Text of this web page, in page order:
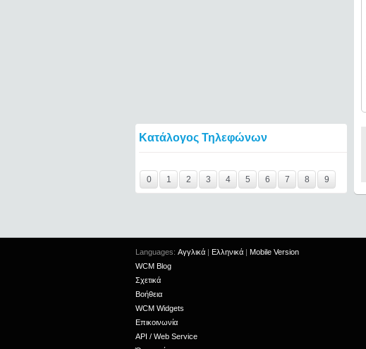
Κατάλογος Τηλεφώνων
0
1 2 3 4 5 6 7 8 9
Languages: Αγγλικά | Ελληνικά | Mobile Version
WCM Blog
Σχετικά
Βοήθεια
WCM Widgets
Επικοινωνία
API / Web Service